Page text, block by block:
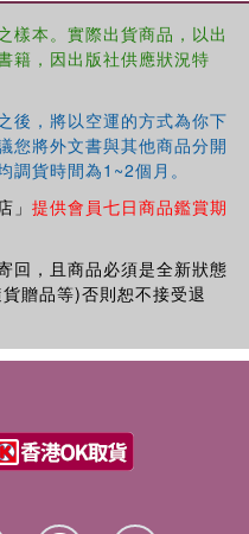
樣本。實際出貨商品，以出
籍，因出版社供應狀況特
後，將以空運的方式為你下
您將外文書與其他商品分開
調貨時間為1~2個月。
」 提供會員七日商品鑑賞期
回，且商品必須是全新狀態
贈品等)否則恕不接受退